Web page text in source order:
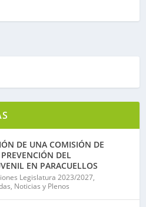
DE UNA COMISIÓN DE
DEL
EN PARACUELLOS
Legislatura 2023/2027,
, Noticias y Plenos